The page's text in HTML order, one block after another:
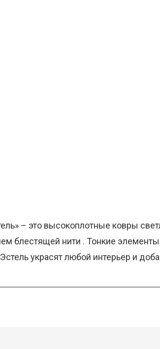
– это высокоплотные ковры
блестящей нити . Тонкие
украсят любой интерьер и